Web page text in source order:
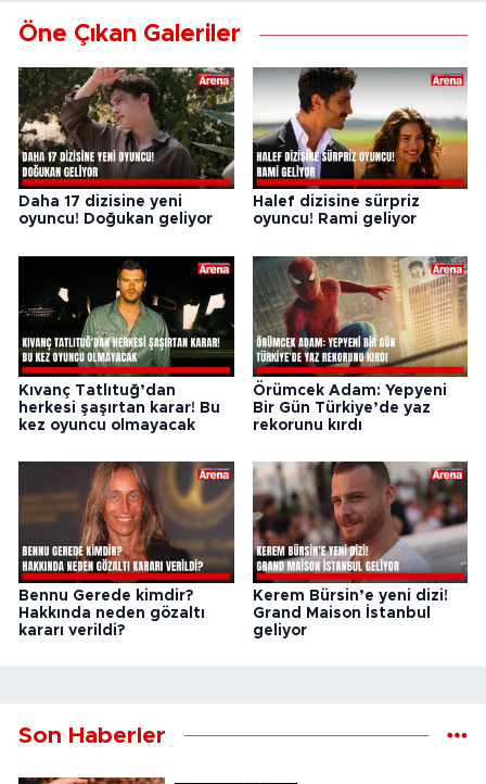
Öne Çıkan Galeriler
Daha 17 dizisine yeni
oyuncu! Doğukan geliyor
Halef dizisine sürpriz
oyuncu! Rami geliyor
Kıvanç Tatlıtuğ’dan
herkesi şaşırtan karar! Bu
kez oyuncu olmayacak
Örümcek Adam: Yepyeni
Bir Gün Türkiye’de yaz
rekorunu kırdı
Bennu Gerede kimdir?
Hakkında neden gözaltı
kararı verildi?
Kerem Bürsin’e yeni dizi!
Grand Maison İstanbul
geliyor
Son Haberler